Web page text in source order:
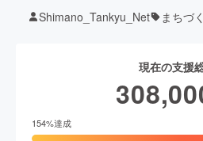
Shimano_Tankyu_Net まちづ
現在の支援
154%達成